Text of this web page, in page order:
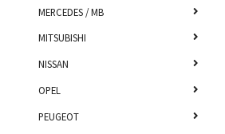
MERCEDES / MB
MITSUBISHI
NISSAN
OPEL
PEUGEOT